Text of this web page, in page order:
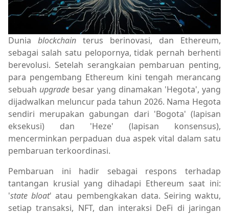
Dunia blockchain terus berinovasi, dan Ethereum,
sebagai salah satu pelopornya, tidak pernah berhenti
berevolusi. Setelah serangkaian pembaruan penting,
para pengembang Ethereum kini tengah merancang
sebuah upgrade besar yang dinamakan 'Hegota', yang
dijadwalkan meluncur pada tahun 2026. Nama Hegota
sendiri merupakan gabungan dari 'Bogota' (lapisan
eksekusi) dan 'Heze' (lapisan konsensus),
mencerminkan perpaduan dua aspek vital dalam satu
pembaruan terkoordinasi.
Pembaruan ini hadir sebagai respons terhadap
tantangan krusial yang dihadapi Ethereum saat ini:
'state bloat' atau pembengkakan data. Seiring waktu,
setiap transaksi, NFT, dan interaksi DeFi di jaringan